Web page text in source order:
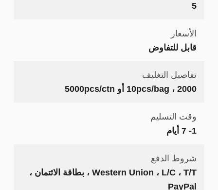
5
الأسعار
قابل للتفاوض
تفاصيل التغليف
10pcs/bag ، 2000 أو 5000pcs/ctn
وقت التسليم
1- 7 أيام
شروط الدفع
Western Union ، L/C ، T/T ، بطاقة الائتمان ،
PayPal